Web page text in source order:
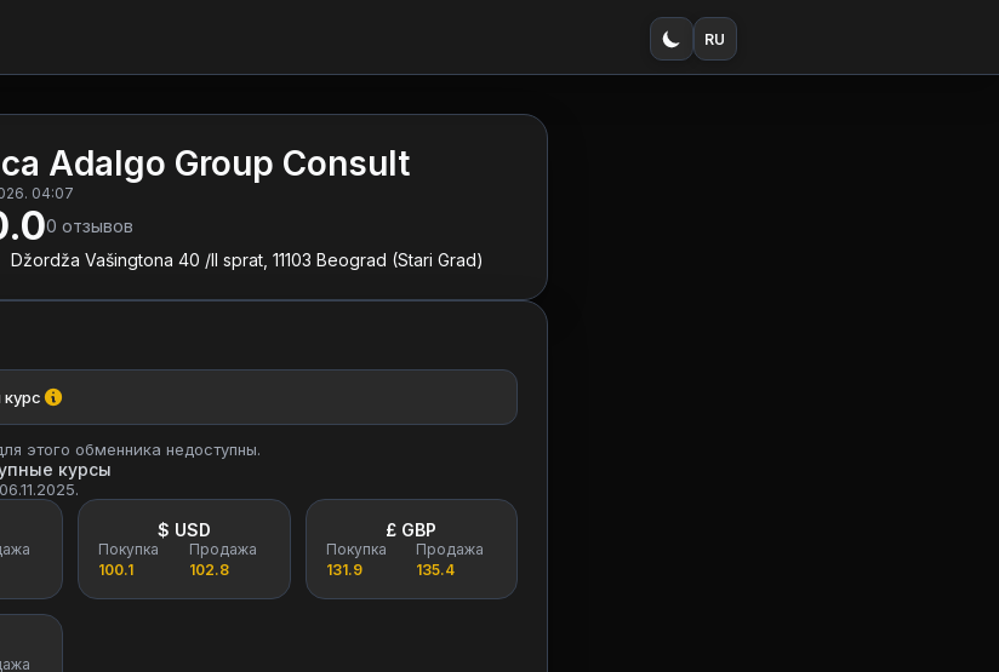
RU
Adalgo Group Consult
04:07
0 отзывов
Džordža Vašingtona 40 /II sprat, 11103 Beograd (Stari Grad)
этого обменника недоступны.
курсы
$ USD
Покупка
100.1
Продажа
102.8
£ GBP
Покупка
131.9
Продажа
135.4